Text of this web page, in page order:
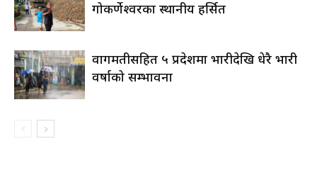
गोकर्णेश्वरका स्थानीय हर्सित
वागमतीसहित ५ प्रदेशमा भारीदेखि धेरै भारी
वर्षाको सम्भावना